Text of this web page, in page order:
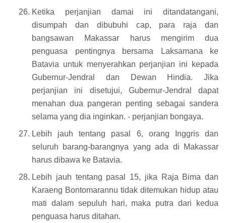
Ketika perjanjian damai ini ditandatangani,
disumpah dan dibubuhi cap, para raja dan
bangsawan Makassar harus mengirim dua
penguasa pentingnya bersama Laksamana ke
Batavia untuk menyerahkan perjanjian ini kepada
Gubernur-Jendral dan Dewan Hindia. Jika
perjanjian ini disetujui, Gubernur-Jendral dapat
menahan dua pangeran penting sebagai sandera
selama yang dia inginkan. - perjanjian bongaya.
Lebih jauh tentang pasal 6, orang Inggris dan
seluruh barang-barangnya yang ada di Makassar
harus dibawa ke Batavia.
Lebih jauh tentang pasal 15, jika Raja Bima dan
Karaeng Bontomarannu tidak ditemukan hidup atau
mati dalam sepuluh hari, maka putra dari kedua
penguasa harus ditahan.